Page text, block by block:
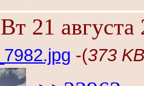
Вт 21
-(373